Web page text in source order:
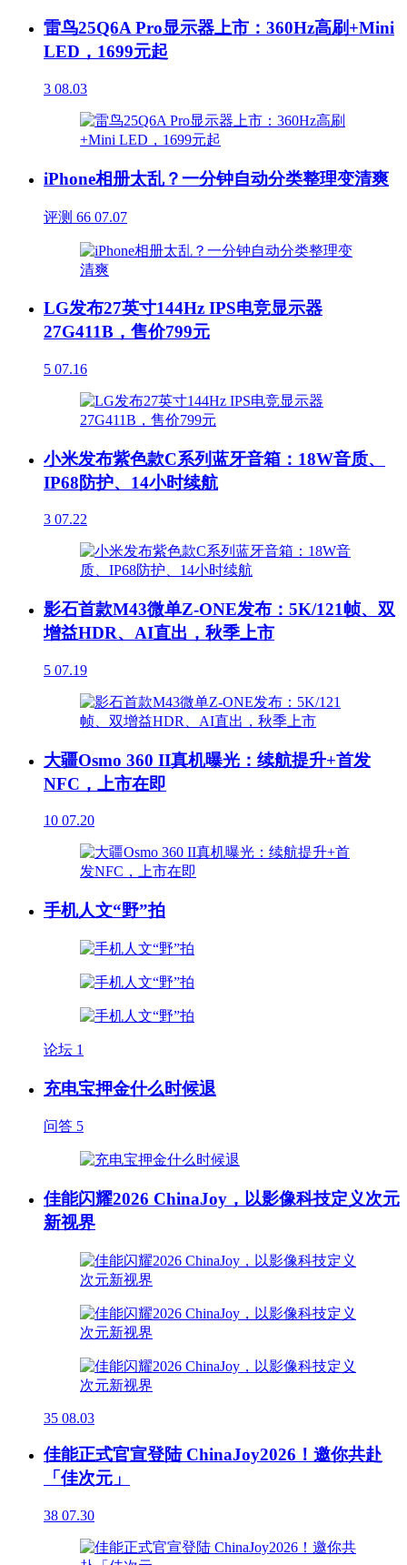
雷鸟25Q6A Pro显示器上市：360Hz高刷+Mini
LED，1699元起
3 08.03
iPhone相册太乱？一分钟自动分类整理变清爽
评测 66 07.07
LG发布27英寸144Hz IPS电竞显示器
27G411B，售价799元
5 07.16
小米发布紫色款C系列蓝牙音箱：18W音质、
IP68防护、14小时续航
3 07.22
影石首款M43微单Z-ONE发布：5K/121帧、双
增益HDR、AI直出，秋季上市
5 07.19
大疆Osmo 360 II真机曝光：续航提升+首发
NFC，上市在即
10 07.20
手机人文“野”拍
论坛 1
充电宝押金什么时候退
问答 5
佳能闪耀2026 ChinaJoy，以影像科技定义次元
新视界
35 08.03
佳能正式官宣登陆 ChinaJoy2026！邀你共赴
「佳次元」
38 07.30